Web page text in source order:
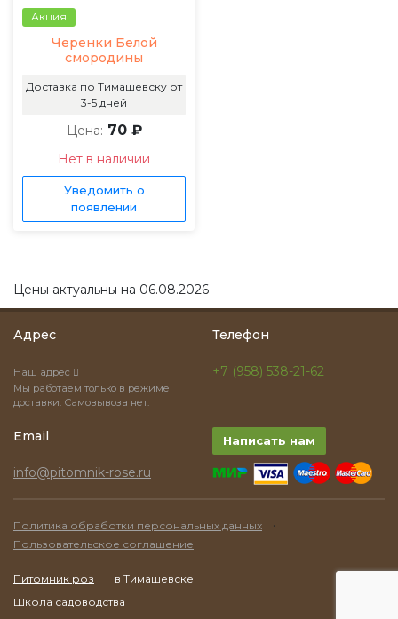
Акция
Черенки Белой
смородины
Доставка по Тимашевску от
3-5 дней
Цена: 70 ₽
Нет в наличии
Уведомить о
появлении
Цены актуальны на 06.08.2026
Адрес
Наш адрес
Мы работаем только в режиме
доставки. Самовывоза нет.
Телефон
+7 (958) 538-21-62
Email
info@pitomnik-rose.ru
Написать нам
Политика обработки персональных данных ·
Пользовательское соглашение
Питомник роз
в Тимашевске
Школа садоводства